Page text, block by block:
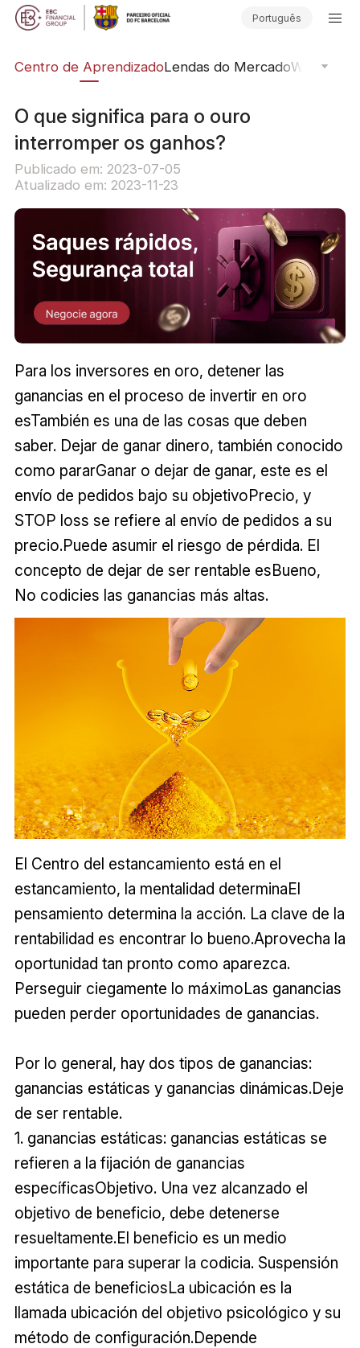
Português
Centro de AprendizadoLendas do MercadoWebinars
O que significa para o ouro
interromper os ganhos?
Publicado em: 2023-07-05
Atualizado em: 2023-11-23
Para los inversores en oro, detener las
ganancias en el proceso de invertir en oro
esTambién es una de las cosas que deben
saber. Dejar de ganar dinero, también conocido
como pararGanar o dejar de ganar, este es el
envío de pedidos bajo su objetivoPrecio, y
STOP loss se refiere al envío de pedidos a su
precio.Puede asumir el riesgo de pérdida. El
concepto de dejar de ser rentable esBueno,
No codicies las ganancias más altas.
El Centro del estancamiento está en el
estancamiento, la mentalidad determinaEl
pensamiento determina la acción. La clave de la
rentabilidad es encontrar lo bueno.Aprovecha la
oportunidad tan pronto como aparezca.
Perseguir ciegamente lo máximoLas ganancias
pueden perder oportunidades de ganancias.
Por lo general, hay dos tipos de ganancias:
ganancias estáticas y ganancias dinámicas.Deje
de ser rentable.
1. ganancias estáticas: ganancias estáticas se
refieren a la fijación de ganancias
específicasObjetivo. Una vez alcanzado el
objetivo de beneficio, debe detenerse
resueltamente.El beneficio es un medio
importante para superar la codicia. Suspensión
estática de beneficiosLa ubicación es la
llamada ubicación del objetivo psicológico y su
método de configuración.Depende